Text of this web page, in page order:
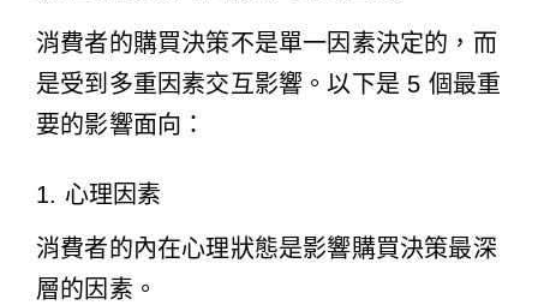
消費者的購買決策不是單一因素決定的，而
是受到多重因素交互影響。以下是 5 個最重
要的影響面向：
1. 心理因素
消費者的內在心理狀態是影響購買決策最深
層的因素。